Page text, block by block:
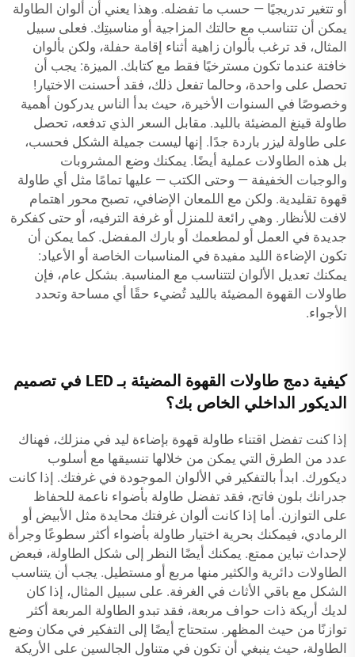
أو تتغير تدريجيًا — حسب ما تفضله. وهذا يعني أن ألوان الطاولة
يمكن أن تتناسب مع حالتك المزاجية أو مناسبتِك. فعلى سبيل
المثال، قد ترغب بألوان زاهية أثناء إقامة حفلة، ولكن بألوان
خافتة عندما تكون مسترخيًا فقط مع كتابك. الميزة: يجب أن
تحصل على واحدة، وحالما تفعل ذلك، فقد أحسنت الاختيار!
وخصوصًا في السنوات الأخيرة، حيث بدأ الناس يدركون أهمية
طاولة قينغ المضيئة بالليد. مقابل السعر الذي تدفعه، تحصل
على طاولة ليزر باردة جدًا. إنها ليست جميلة الشكل فحسب،
بل هذه الطاولات عملية أيضًا. يمكنك وضع المشروبات
والوجبات الخفيفة — وحتى الكتب — عليها تمامًا مثل أي طاولة
قهوة تقليدية. ولكن مع اللمعان الإضافي، تصبح محور اهتمام
لافت للأنظار. وهي رائعة للمنزل أو غرفة الترفيه، أو حتى كفكرة
جديدة في العمل أو لمطعمك أو بارك المفضل. كما يمكن أن
تكون الإضاءة الليد مفيدة في المناسبات الخاصة أو الأعياد:
يمكنك تعديل الألوان لتتناسب مع المناسبة. بشكل عام، فإن
طاولات القهوة المضيئة بالليد تُضيء حقًا أي مساحة وتحدد
الأجواء.
كيفية دمج طاولات القهوة المضيئة بـ LED في تصميم
الديكور الداخلي الخاص بك؟
إذا كنت تفضل اقتناء طاولة قهوة بإضاءة ليد في منزلك، فهناك
عدد من الطرق التي يمكن من خلالها تنسيقها مع أسلوب
ديكورك. ابدأ بالتفكير في الألوان الموجودة في غرفتك. إذا كانت
جدرانك بلون فاتح، فقد تفضل طاولة بأضواء ناعمة للحفاظ
على التوازن. أما إذا كانت ألوان غرفتك محايدة مثل الأبيض أو
الرمادي، فيمكنك بحرية اختيار طاولة بأضواء أكثر سطوعًا وجرأة
لإحداث تباين ممتع. يمكنك أيضًا النظر إلى شكل الطاولة، فبعض
الطاولات دائرية والكثير منها مربع أو مستطيل. يجب أن يتناسب
الشكل مع باقي الأثاث في الغرفة. على سبيل المثال، إذا كان
لديك أريكة ذات حواف مربعة، فقد تبدو الطاولة المربعة أكثر
توازنًا من حيث المظهر. ستحتاج أيضًا إلى التفكير في مكان وضع
الطاولة، حيث ينبغي أن تكون في متناول الجالسين على الأريكة